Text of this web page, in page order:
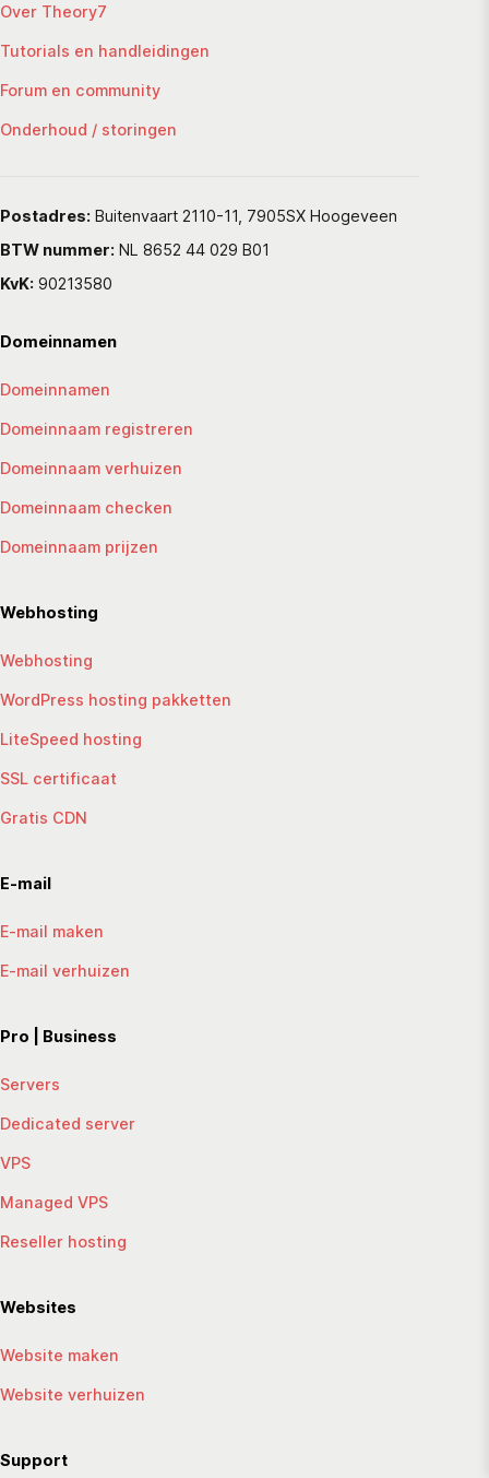
Over Theory7
Tutorials en handleidingen
Forum en community
Onderhoud / storingen
Postadres: Buitenvaart 2110-11, 7905SX Hoogeveen
BTW nummer: NL 8652 44 029 B01
KvK: 90213580
Domeinnamen
Domeinnamen
Domeinnaam registreren
Domeinnaam verhuizen
Domeinnaam checken
Domeinnaam prijzen
Webhosting
Webhosting
WordPress hosting pakketten
LiteSpeed hosting
SSL certificaat
Gratis CDN
E-mail
E-mail maken
E-mail verhuizen
Pro | Business
Servers
Dedicated server
VPS
Managed VPS
Reseller hosting
Websites
Website maken
Website verhuizen
Support